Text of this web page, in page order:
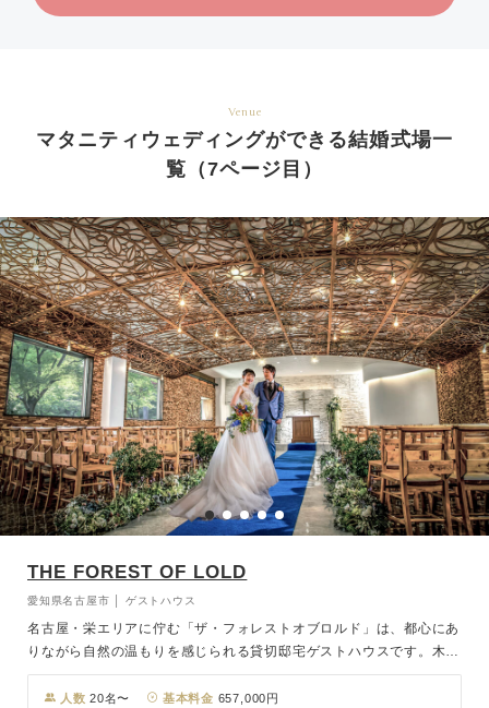
Venue
マタニティウェディングができる結婚式場一
覧（7ページ目）
THE FOREST OF LOLD
愛知県名古屋市 │ ゲストハウス
名古屋・栄エリアに佇む「ザ・フォレストオブロルド」は、都心にあ
りながら自然の温もりを感じられる貸切邸宅ゲストハウスです。木の
香りと緑に包まれたチャペルは、光がやさしく差し込み、森の中にい
るようなぬくもりに満ちています。館内は北欧デザインを基調にした
人数 20名〜 基本料金 657,000円